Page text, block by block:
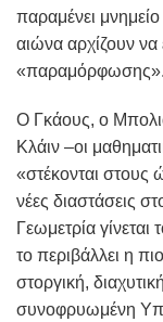
παραμένει
αιώνα αρχίζουν να
«παραμόρφωσης».
Ο Γκάους, ο
Κλάιν –οι
«στέκονται στους
νέες διαστάσεις
Γεωμετρία γίνεται
το περιβάλλει η
στοργική,
συνοφρυωμένη